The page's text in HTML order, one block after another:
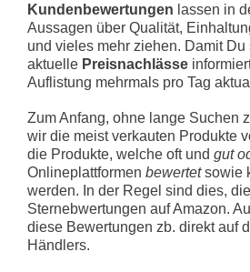
Kundenbewertungen lassen in
Aussagen über Qualität,
und vieles mehr ziehen. Damit
aktuelle Preisnachlässe
Auflistung mehrmals pro Tag
Zum Anfang, ohne lange Suchen
wir die meist verkauten Produkte
die Produkte, welche oft und gut
Onlineplattformen bewertetsowie
werden. In der Regel sind dies,
Sternebwertungen auf Amazon.
diese Bewertungen zb. direkt auf
Händlers.